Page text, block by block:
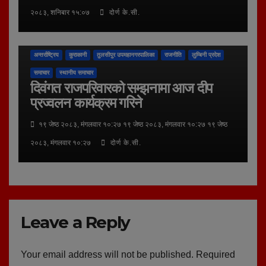
२०८३, शनिबार १५:०७ दोर्ण के.सी.
अन्तर्राष्ट्रिय कुराकानी तुलसीपुर उपमहानगरपालिका राजनीति लुम्बिनी प्रदेश
समाचार स्थानीय समाचार
दिवंगत राजपरिवारको सम्झनामा आज दीप
प्रज्वलन कार्यक्रम गरिने
१९ जेष्ठ २०८३, मंगलवार १०:२७ १९ जेष्ठ २०८३, मंगलवार १०:२७ १९ जेष्ठ
२०८३, मंगलवार १०:२७ दोर्ण के.सी.
Leave a Reply
Your email address will not be published. Required